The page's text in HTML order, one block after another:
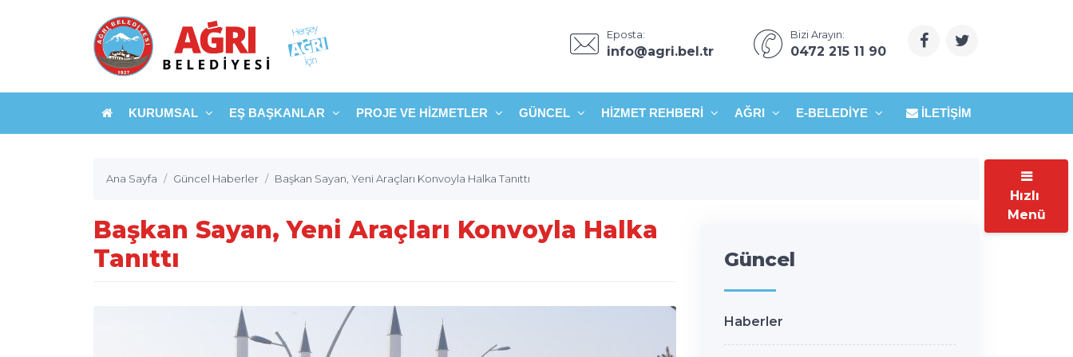
Eposta:
info@agri.bel.tr
Bizi Arayın:
0472 215 11 90
KURUMSAL EŞ BAŞKANLAR PROJE VE HIZMETLER GÜNCEL HIZMET REHBERI AĞRI E-BELEDIYE İLETIŞIM
Ana Sayfa Güncel Haberler Başkan Sayan, Yeni Araçları Konvoyla Halka Tanıttı
Başkan Sayan, Yeni Araçları Konvoyla Halka
Tanıttı
Güncel
Haberler
Hızlı
Menü